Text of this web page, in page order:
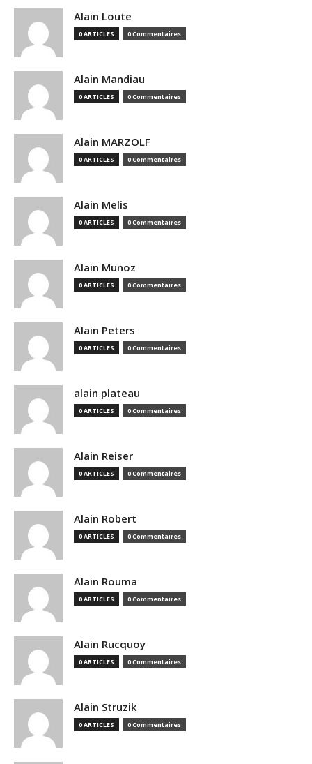
Alain Loute
0 ARTICLES 0 Commentaires
Alain Mandiau
0 ARTICLES 0 Commentaires
Alain MARZOLF
0 ARTICLES 0 Commentaires
Alain Melis
0 ARTICLES 0 Commentaires
Alain Munoz
0 ARTICLES 0 Commentaires
Alain Peters
0 ARTICLES 0 Commentaires
alain plateau
0 ARTICLES 0 Commentaires
Alain Reiser
0 ARTICLES 0 Commentaires
Alain Robert
0 ARTICLES 0 Commentaires
Alain Rouma
0 ARTICLES 0 Commentaires
Alain Rucquoy
0 ARTICLES 0 Commentaires
Alain Struzik
0 ARTICLES 0 Commentaires